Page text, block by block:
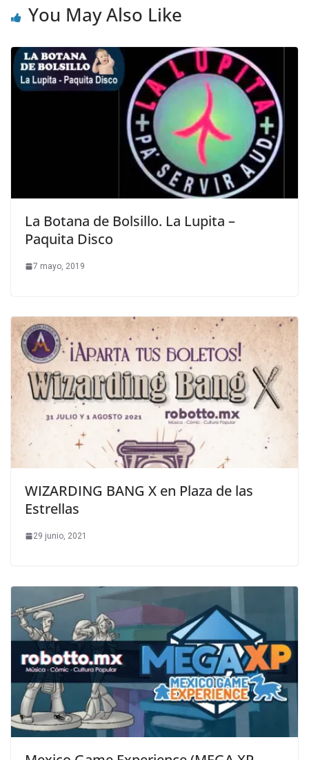
You May Also Like
La Botana de Bolsillo. La Lupita –
Paquita Disco
7 mayo, 2019
WIZARDING BANG X en Plaza de las
Estrellas
29 junio, 2021